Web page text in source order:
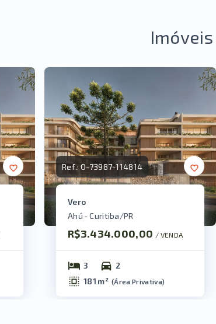
Ref.:O-73987-114814
Vero
Ahú - Curitiba/PR
R$3.434.000,00 / VENDA
3
2
181 m² (Área Privativa)